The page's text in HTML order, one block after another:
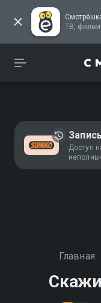
Доступ
Главная